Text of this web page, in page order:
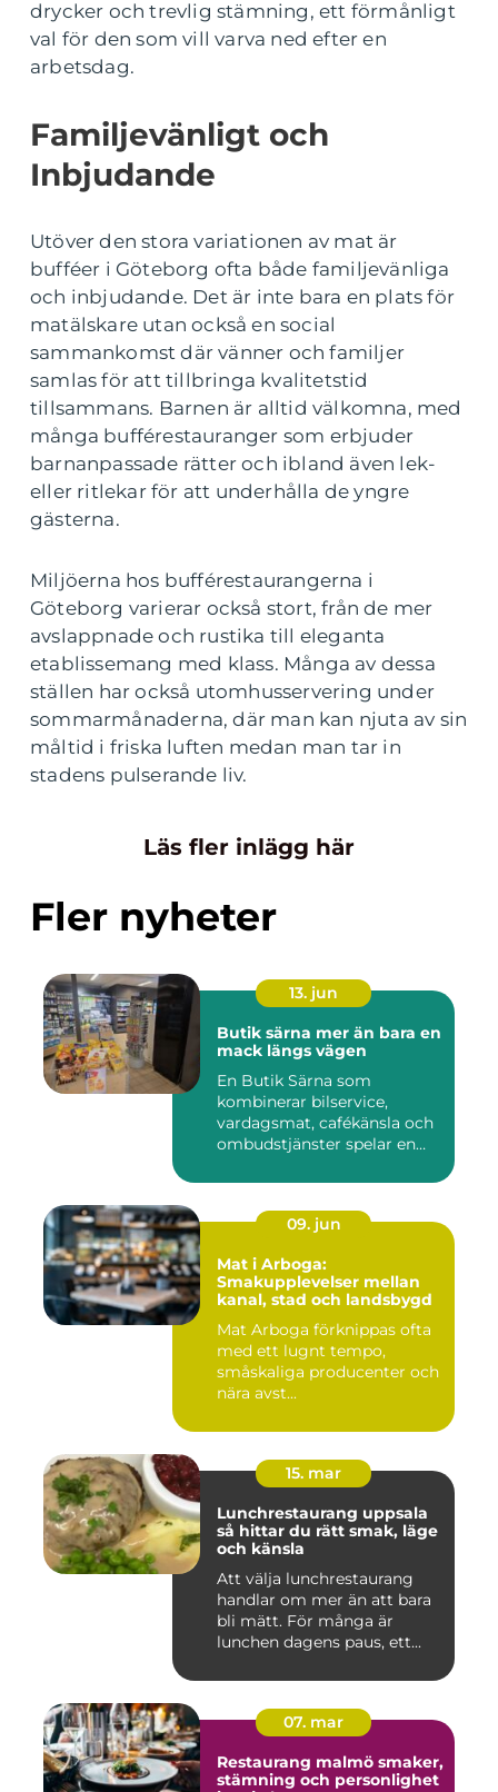
drycker och trevlig stämning, ett förmånligt
val för den som vill varva ned efter en
arbetsdag.
Familjevänligt och
Inbjudande
Utöver den stora variationen av mat är
bufféer i Göteborg ofta både familjevänliga
och inbjudande. Det är inte bara en plats för
matälskare utan också en social
sammankomst där vänner och familjer
samlas för att tillbringa kvalitetstid
tillsammans. Barnen är alltid välkomna, med
många bufférestauranger som erbjuder
barnanpassade rätter och ibland även lek-
eller ritlekar för att underhålla de yngre
gästerna.
Miljöerna hos bufférestaurangerna i
Göteborg varierar också stort, från de mer
avslappnade och rustika till eleganta
etablissemang med klass. Många av dessa
ställen har också utomhusservering under
sommarmånaderna, där man kan njuta av sin
måltid i friska luften medan man tar in
stadens pulserande liv.
Läs fler inlägg här
Fler nyheter
13. jun
Butik särna mer än bara en
mack längs vägen
En Butik Särna som
kombinerar bilservice,
vardagsmat, cafékänsla och
ombudstjänster spelar en
09. jun
Mat i Arboga:
Smakupplevelser mellan
kanal, stad och landsbygd
Mat Arboga förknippas ofta
med ett lugnt tempo,
småskaliga producenter och
nära avst...
15. mar
Lunchrestaurang uppsala
så hittar du rätt smak, läge
och känsla
Att välja lunchrestaurang
handlar om mer än att bara
bli mätt. För många är
lunchen dagens paus, ett...
07. mar
Restaurang malmö smaker,
stämning och personlighet